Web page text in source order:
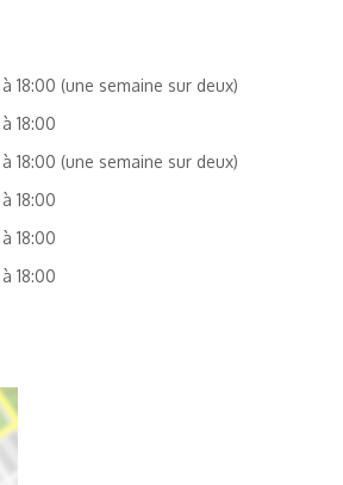
18:00 (une semaine sur deux)
18:00
18:00 (une semaine sur deux)
18:00
18:00
18:00